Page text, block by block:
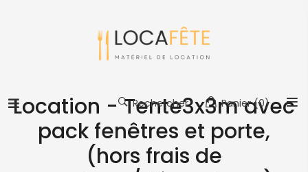
Rechercher Panier(0)
Location - Tente3x3m avec
pack fenêtres et porte,
(hors frais de